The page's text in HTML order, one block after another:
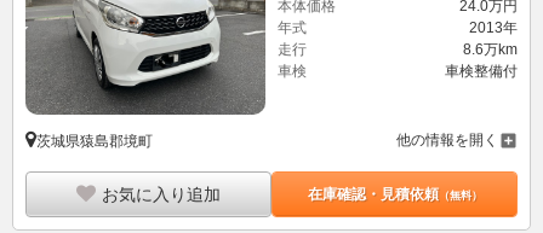
車検
車検整備付
茨城県猿島郡境町 他の情報を開く
お気に入り追加 在庫確認・見積依頼（無料）
前へ 1 2 3 次へ